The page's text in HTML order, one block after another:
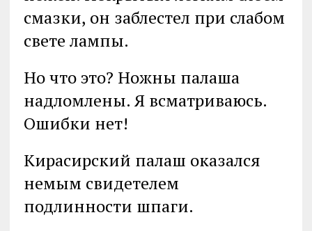
смазки, он заблестел при слабом
свете лампы.
Но что это? Ножны палаша
надломлены. Я всматриваюсь.
Ошибки нет!
Кирасирский палаш оказался
немым свидетелем
подлинности шпаги.